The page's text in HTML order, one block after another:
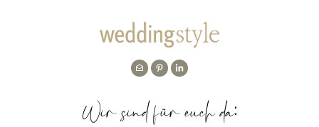
Wir sind für euch da: